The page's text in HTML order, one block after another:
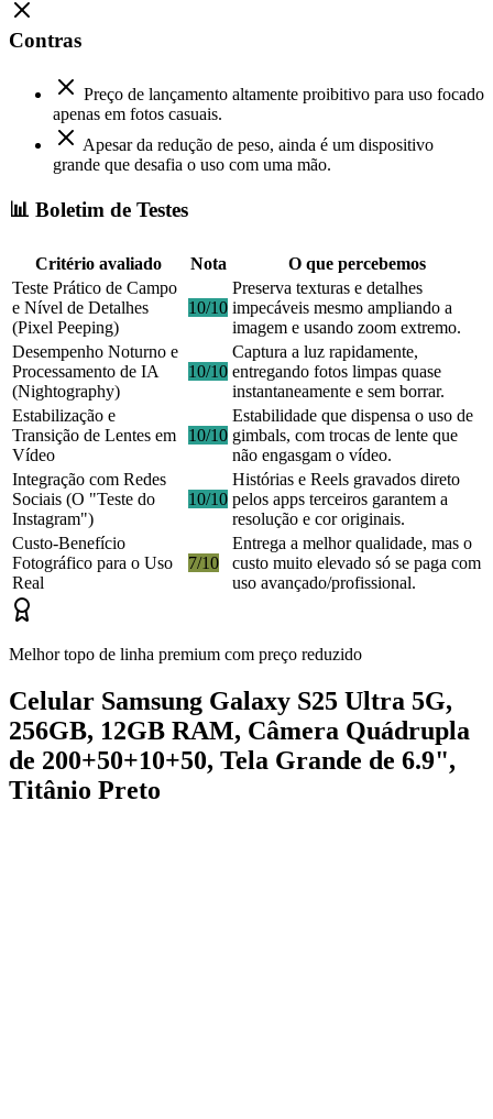
Contras
Preço de lançamento altamente proibitivo para uso focado
apenas em fotos casuais.
Apesar da redução de peso, ainda é um dispositivo
grande que desafia o uso com uma mão.
📊 Boletim de Testes
Critério avaliado Nota
O que percebemos
Teste Prático de Campo
e Nível de Detalhes
(Pixel Peeping)
10/10
Preserva texturas e detalhes
impecáveis mesmo ampliando a
imagem e usando zoom extremo.
Desempenho Noturno e
Processamento de IA
(Nightography)
10/10
Captura a luz rapidamente,
entregando fotos limpas quase
instantaneamente e sem borrar.
Estabilização e
Transição de Lentes em
Vídeo
10/10
Estabilidade que dispensa o uso de
gimbals, com trocas de lente que
não engasgam o vídeo.
Integração com Redes
Sociais (O "Teste do
Instagram")
10/10
Histórias e Reels gravados direto
pelos apps terceiros garantem a
resolução e cor originais.
Custo-Benefício
Fotográfico para o Uso
Real
7/10
Entrega a melhor qualidade, mas o
custo muito elevado só se paga com
uso avançado/profissional.
Melhor topo de linha premium com preço reduzido
Celular Samsung Galaxy S25 Ultra 5G,
256GB, 12GB RAM, Câmera Quádrupla
de 200+50+10+50, Tela Grande de 6.9",
Titânio Preto